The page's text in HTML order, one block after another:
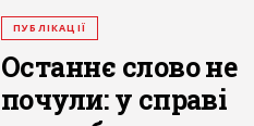
ПУБЛІКАЦІЇ
Останнє слово не
почули: у справі